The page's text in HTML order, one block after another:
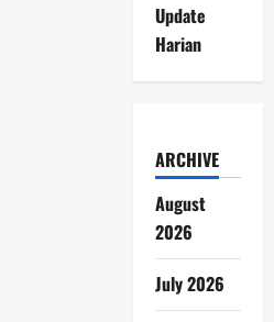
Update
Harian
ARCHIVE
August
2026
July 2026